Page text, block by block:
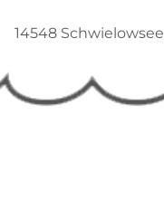
14548 Schwielowsee